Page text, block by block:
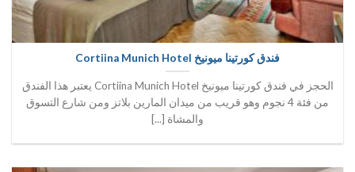
فندق كورتينا ميونيخ Cortiina Munich Hotel
الحجز في فندق كورتينا ميونيخ Cortiina Munich Hotel يعتبر هذا الفندق
من فئة 4 نجوم وهو قريب من ميدان المارين بلاتز ومن شارع التسوق
والمشاة [...]